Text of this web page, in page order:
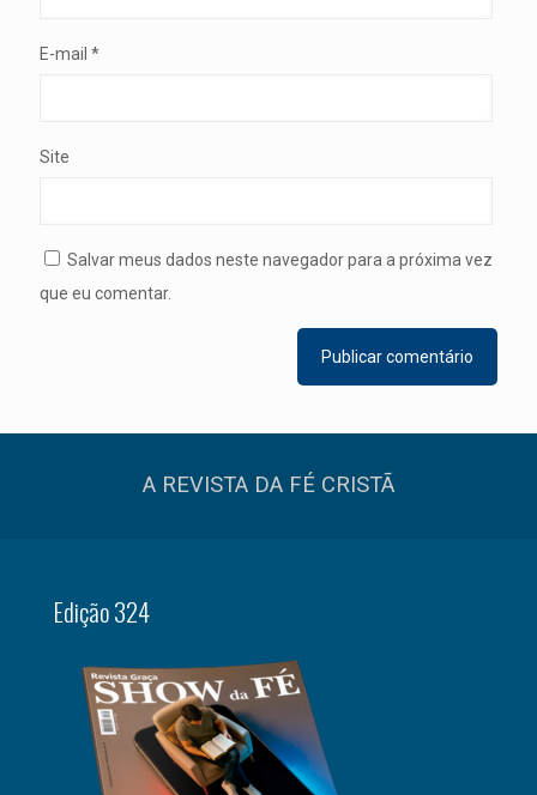
E-mail *
Site
Salvar meus dados neste navegador para a próxima vez
que eu comentar.
A REVISTA DA FÉ CRISTÃ
Edição 324